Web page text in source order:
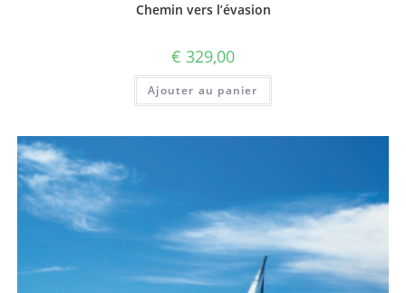
Chemin vers l’évasion
€ 329,00
Ajouter au panier